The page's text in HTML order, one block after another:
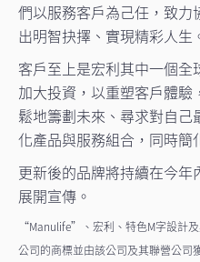
們以服務客戶為己任，致
出明智抉擇、實現精彩人生
客戶至上是宏利其中一個
加大投資，以重塑客戶體
鬆地籌劃未來、尋求對自
化產品與服務組合，同時簡
更新後的品牌將持續在今
展開宣傳。
“Manulife”、宏利、特色M字設計
公司的商標並由該公司及其聯營公司